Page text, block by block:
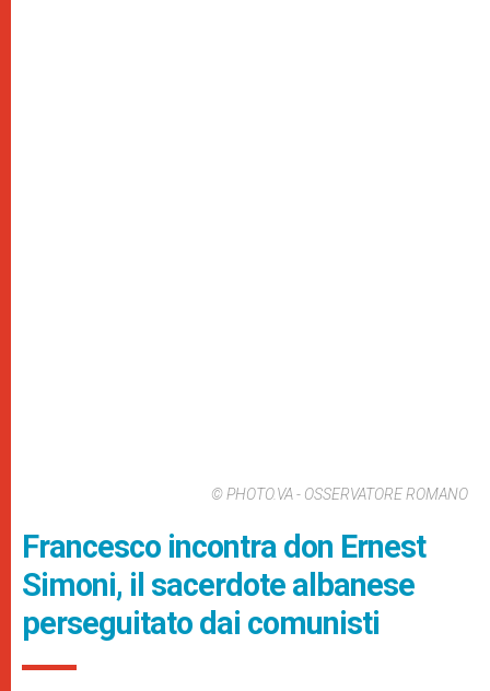
© PHOTO.VA - OSSERVATORE ROMANO
Francesco incontra don Ernest
Simoni, il sacerdote albanese
perseguitato dai comunisti